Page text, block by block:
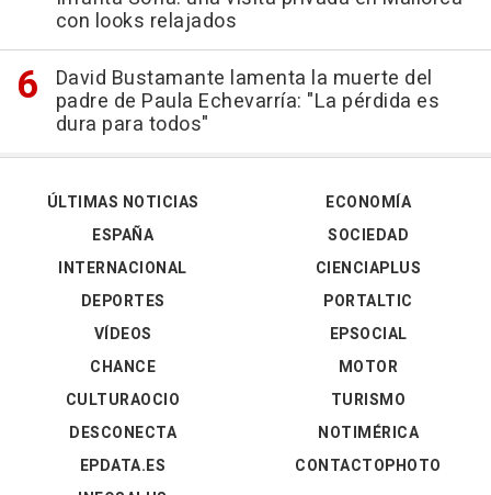
con looks relajados
David Bustamante lamenta la muerte del
padre de Paula Echevarría: "La pérdida es
dura para todos"
ÚLTIMAS NOTICIAS
ESPAÑA
INTERNACIONAL
DEPORTES
VÍDEOS
ECONOMÍA
SOCIEDAD
CIENCIAPLUS
PORTALTIC
EPSOCIAL
CHANCE
CULTURAOCIO
DESCONECTA
EPDATA.ES
MOTOR
TURISMO
NOTIMÉRICA
CONTACTOPHOTO